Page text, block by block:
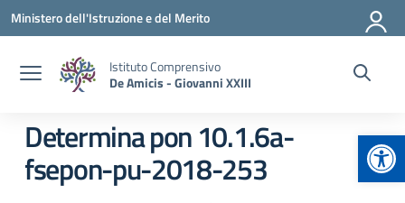
Vai ai contenuti
Vai al menu di navigazione
Vai al footer
Ministero dell'Istruzione e del Merito
Istituto Comprensivo
De Amicis - Giovanni XXIII
Determina pon 10.1.6a-
fsepon-pu-2018-253